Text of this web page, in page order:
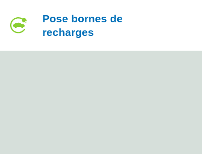
contenu
Pose bornes de
recharges